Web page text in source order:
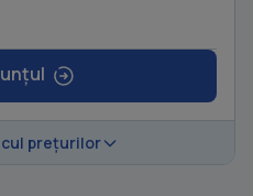
prețurilor